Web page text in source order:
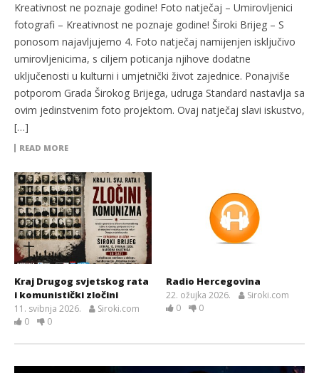
Kreativnost ne poznaje godine! Foto natječaj – Umirovljenici
fotografi – Kreativnost ne poznaje godine! Široki Brijeg – S
ponosom najavljujemo 4. Foto natječaj namijenjen isključivo
umirovljenicima, s ciljem poticanja njihove dodatne
uključenosti u kulturni i umjetnički život zajednice. Ponajviše
potporom Grada Širokog Brijega, udruga Standard nastavlja sa
ovim jedinstvenim foto projektom. Ovaj natječaj slavi iskustvo,
[…]
READ MORE
Kraj Drugog svjetskog rata
i komunistički zločini
11. svibnja 2026.
Siroki.com
0
0
Radio Hercegovina
22. ožujka 2026.
Siroki.com
0
0